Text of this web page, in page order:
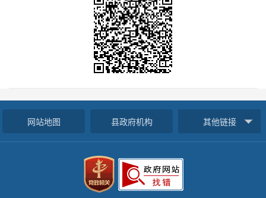
网站地图 县政府机构 其他链接